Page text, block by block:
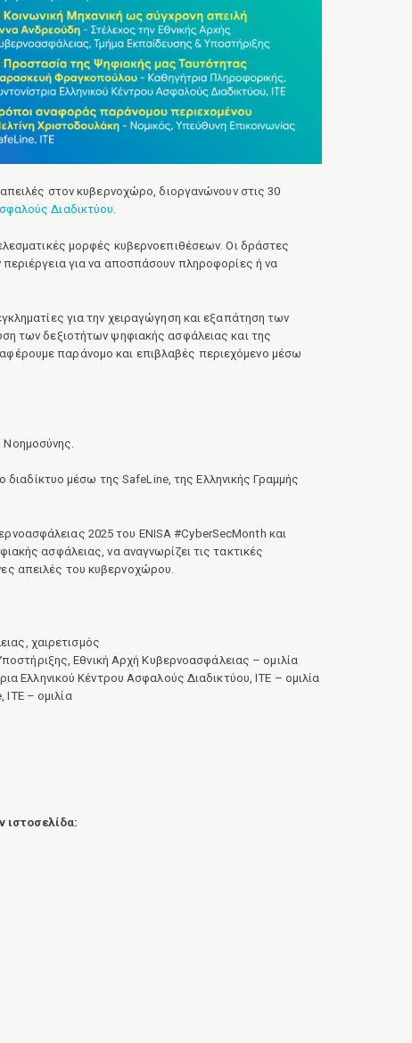
στον κυβερνοχώρο, διοργανώνουν στις 30
Διαδικτύου
μορφές κυβερνοεπιθέσεων. Οι δράστες
για να αποσπάσουν πληροφορίες ή να
για την χειραγώγηση και εξαπάτηση των
των δεξιοτήτων ψηφιακής ασφάλειας και της
παράνομο και επιβλαβές περιεχόμενο μέσω
Νοημοσύνης.
μέσω της SafeLine, της Ελληνικής Γραμμής
2025 του ENISA #CyberSecMonth και
ασφάλειας, να αναγνωρίζει τις τακτικές
απειλές του κυβερνοχώρου.
χαιρετισμός
Εθνική Αρχή Κυβερνοασφάλειας – ομιλία
Ελληνικού Κέντρου Ασφαλούς Διαδικτύου, ΙΤΕ – ομιλία
– ομιλία
ιστοσελίδα: